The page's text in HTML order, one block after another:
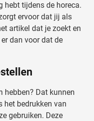
hebt tijdens de horeca.
ervoor dat jij als
artikel dat je zoekt en
dan voor dat de
hebben? Dat kunnen
het bedrukken van
gebruiken. Deze